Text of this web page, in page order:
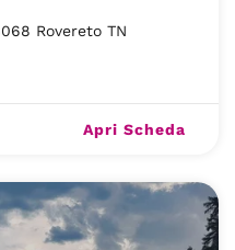
Rovereto TN
Apri Scheda